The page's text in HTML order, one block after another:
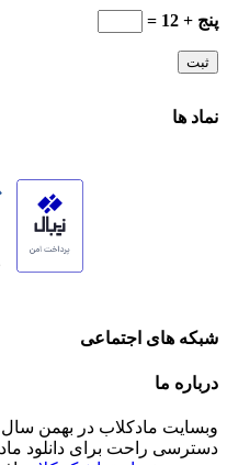
پنج + 12 =
نماد ها
شبکه های اجتماعی
درباره ما
دسترسی راحت برای دانلود